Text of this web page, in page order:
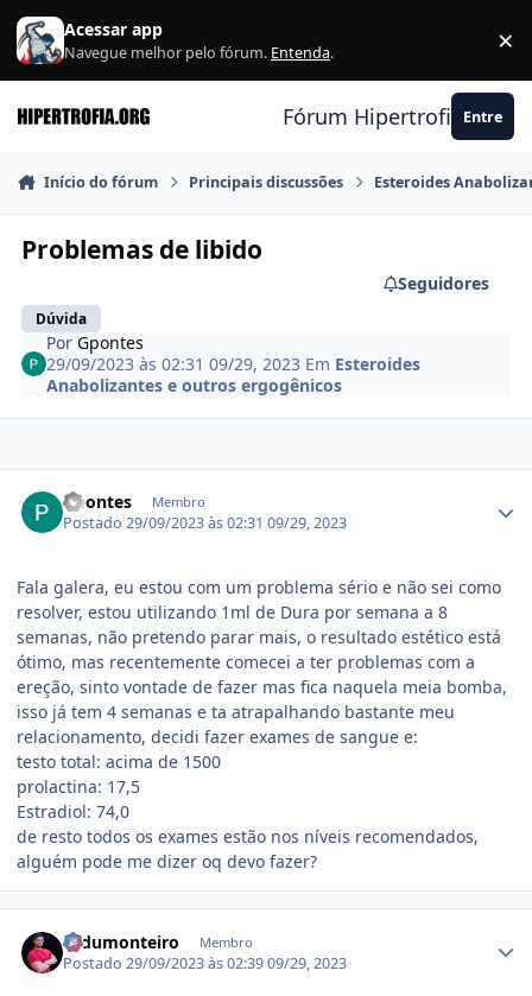
Ir para conteúdo
Acessar app
Navegue melhor pelo fórum. Entenda. ×
Fórum Hipertrofia.org
Entre
Início do fórum Principais discussões Esteroides
Problemas de libido
Dúvida
Seguidores
PorGpontes
29/09/2023 às 02:3109/29, 2023 Em Esteroides
Anabolizantes e outros ergogênicos
Gpontes Membro
Postado29/09/2023 às 02:3109/29, 2023
Fala galera, eu estou com um problema sério e não sei como
resolver, estou utilizando 1ml de Dura por semana a 8
semanas, não pretendo parar mais, o resultado estético está
ótimo, mas recentemente comecei a ter problemas com a
ereção, sinto vontade de fazer mas fica naquela meia bomba,
isso já tem 4 semanas e ta atrapalhando bastante meu
relacionamento, decidi fazer exames de sangue e:
testo total: acima de 1500
prolactina: 17,5
Estradiol: 74,0
de resto todos os exames estão nos níveis recomendados,
alguém pode me dizer oq devo fazer?
cadumonteiro Membro
Postado29/09/2023 às 02:3909/29, 2023